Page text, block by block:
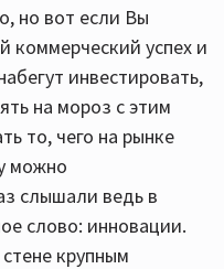
но вот если Вы
коммерческий успех и
инвестировать,
на мороз с этим
то, чего на рынке
можно
слышали ведь в
слово: инновации.
крупным